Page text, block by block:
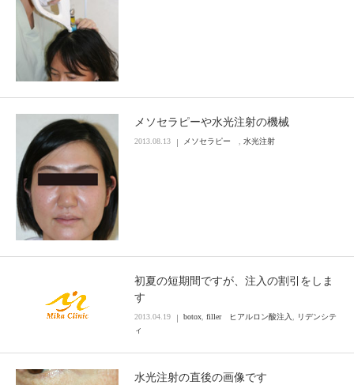
メソセラピーや水光注射の機械
2013.08.13 メソセラピー , 水光注射
初夏の短期間ですが、注入の割引をしま
す
2013.04.19 botox, filler ヒアルロン酸注入, リデンシテ
ィ
水光注射の直後の画像です